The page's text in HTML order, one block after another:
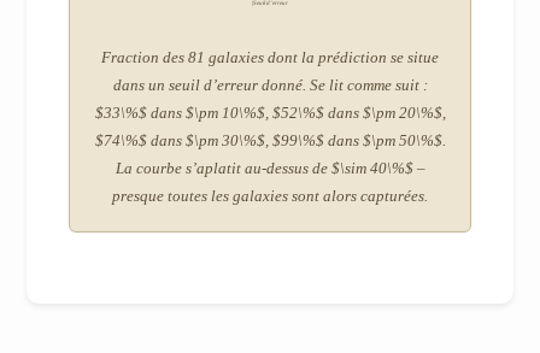
|Seuil d’erreur
Fraction des 81 galaxies dont la prédiction se situe
dans un seuil d’erreur donné. Se lit comme suit :
$33\%$ dans $\pm 10\%$, $52\%$ dans $\pm 20\%$,
$74\%$ dans $\pm 30\%$, $99\%$ dans $\pm 50\%$.
La courbe s’aplatit au-dessus de $\sim 40\%$ –
presque toutes les galaxies sont alors capturées.